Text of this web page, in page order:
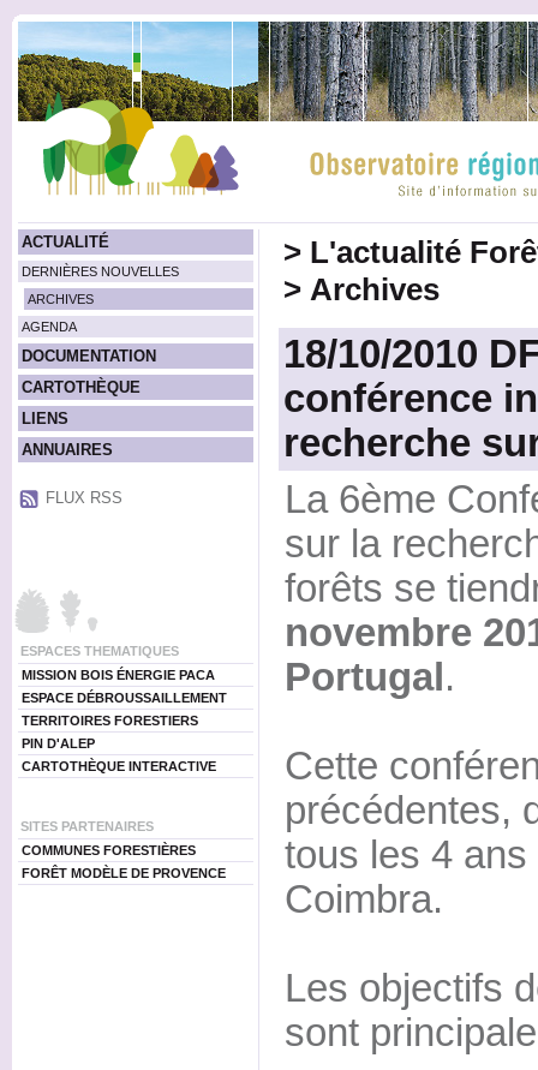
ACTUALITÉ
DERNIÈRES NOUVELLES
ARCHIVES
AGENDA
DOCUMENTATION
CARTOTHÈQUE
LIENS
ANNUAIRES
FLUX RSS
ESPACES THEMATIQUES
MISSION BOIS ÉNERGIE PACA
ESPACE DÉBROUSSAILLEMENT
TERRITOIRES FORESTIERS
PIN D'ALEP
CARTOTHÈQUE INTERACTIVE
SITES PARTENAIRES
COMMUNES FORESTIÈRES
FORÊT MODÈLE DE PROVENCE
> L'actualité
> Archives
18/10/2010
conférence
recherche
La 6ème
sur la
forêts se
novembre
Portugal .
Cette
précédentes,
tous les 4
Coimbra.
Les objectifs
sont